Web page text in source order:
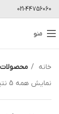
021-44756060
منو
خانه
محصولات
نمایش همه 5 نتیجه